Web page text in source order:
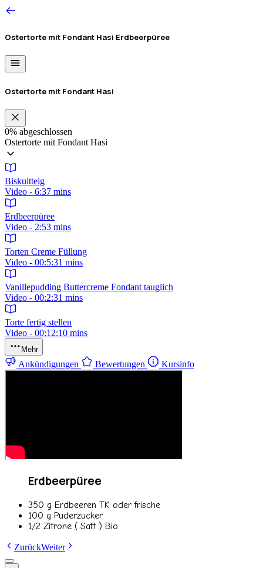
Ostertorte mit Fondant Hasi Erdbeerpüree
Ostertorte mit Fondant Hasi
0% abgeschlossen
Ostertorte mit Fondant Hasi
Biskuitteig
Video - 6:37 mins
Erdbeerpüree
Video - 2:53 mins
Torten Creme Füllung
Video - 00:5:31 mins
Vanillepudding Buttercreme Fondant tauglich
Video - 00:2:31 mins
Torte fertig stellen
Video - 00:12:10 mins
Mehr
Ankündigungen Bewertungen Kursinfo
Erdbeerpüree
350 g Erdbeeren TK oder frische
100 g Puderzucker
1/2 Zitrone ( Saft ) Bio
ZurückWeiter